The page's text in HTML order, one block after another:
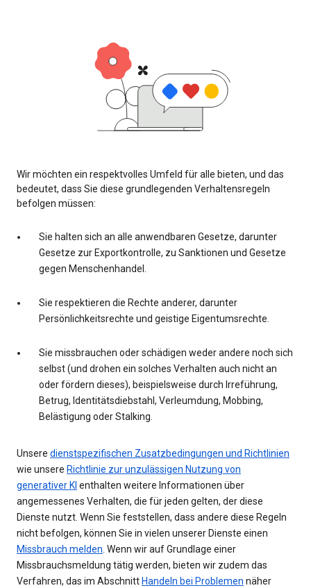
Wir möchten ein respektvolles Umfeld für alle bieten, und das
bedeutet, dass Sie diese grundlegenden Verhaltensregeln
befolgen müssen:
Sie halten sich an alle anwendbaren Gesetze, darunter
Gesetze zur Exportkontrolle, zu Sanktionen und Gesetze
gegen Menschenhandel.
Sie respektieren die Rechte anderer, darunter
Persönlichkeitsrechte und geistige Eigentumsrechte.
Sie missbrauchen oder schädigen weder andere noch sich
selbst (und drohen ein solches Verhalten auch nicht an
oder fördern dieses), beispielsweise durch Irreführung,
Betrug, Identitätsdiebstahl, Verleumdung, Mobbing,
Belästigung oder Stalking.
Unsere dienstspezifischen Zusatzbedingungen und Richtlinien
wie unsere Richtlinie zur unzulässigen Nutzung von
generativer KI enthalten weitere Informationen über
angemessenes Verhalten, die für jeden gelten, der diese
Dienste nutzt. Wenn Sie feststellen, dass andere diese Regeln
nicht befolgen, können Sie in vielen unserer Dienste einen
Missbrauch melden. Wenn wir auf Grundlage einer
Missbrauchsmeldung tätig werden, bieten wir zudem das
Verfahren, das im Abschnitt Handeln bei Problemen näher